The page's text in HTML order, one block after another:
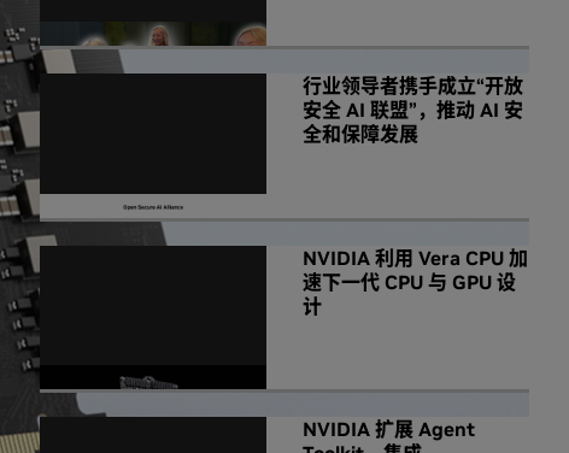
行业领导者携手成立“开放
安全 AI 联盟”，推动 AI 安
全和保障发展
NVIDIA 利用 Vera CPU 加
速下一代 CPU 与 GPU 设
计
NVIDIA 扩展 Agent